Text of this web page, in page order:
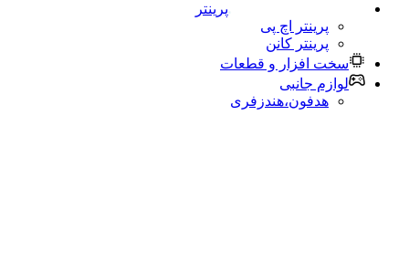
پرینتر
پرینتر اچ پی
پرینتر کانن
سخت افزار و قطعات
لوازم جانبی
هدفون،هندزفری